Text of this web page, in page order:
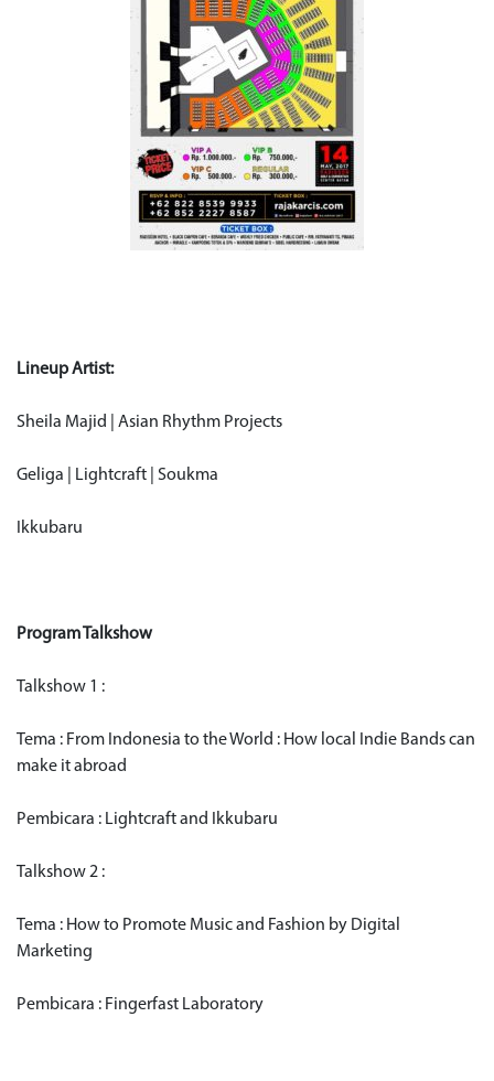
Lineup Artist:
Sheila Majid | Asian Rhythm Projects
Geliga | Lightcraft | Soukma
Ikkubaru
Program Talkshow
Talkshow 1 :
Tema : From Indonesia to the World : How local Indie Bands can
make it abroad
Pembicara : Lightcraft and Ikkubaru
Talkshow 2 :
Tema : How to Promote Music and Fashion by Digital
Marketing
Pembicara : Fingerfast Laboratory